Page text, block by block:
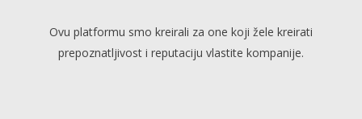
Ovu platformu smo kreirali za one koji žele kreirati
prepoznatljivost i reputaciju vlastite kompanije.